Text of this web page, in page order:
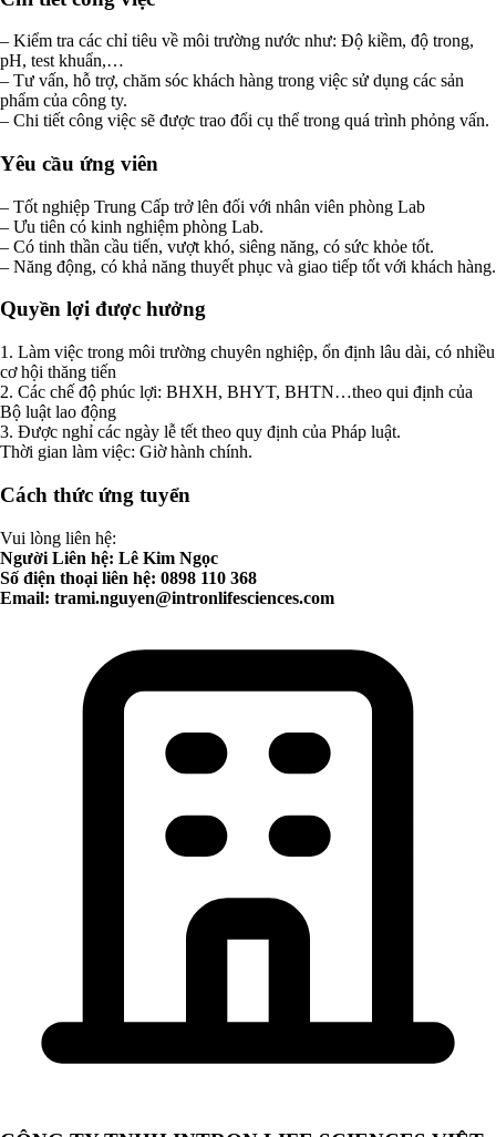
– Kiểm tra các chỉ tiêu về môi trường nước như: Độ kiềm, độ trong,
pH, test khuẩn,…
– Tư vấn, hỗ trợ, chăm sóc khách hàng trong việc sử dụng các sản
phẩm của công ty.
– Chi tiết công việc sẽ được trao đổi cụ thể trong quá trình phỏng vấn.
Yêu cầu ứng viên
– Tốt nghiệp Trung Cấp trở lên đối với nhân viên phòng Lab
– Ưu tiên có kinh nghiệm phòng Lab.
– Có tinh thần cầu tiến, vượt khó, siêng năng, có sức khỏe tốt.
– Năng động, có khả năng thuyết phục và giao tiếp tốt với khách hàng.
Quyền lợi được hưởng
1. Làm việc trong môi trường chuyên nghiệp, ổn định lâu dài, có nhiều
cơ hội thăng tiến
2. Các chế độ phúc lợi: BHXH, BHYT, BHTN…theo qui định của
Bộ luật lao động
3. Được nghỉ các ngày lễ tết theo quy định của Pháp luật.
Thời gian làm việc: Giờ hành chính.
Cách thức ứng tuyển
Vui lòng liên hệ:
Người Liên hệ: Lê Kim Ngọc
Số điện thoại liên hệ: 0898 110 368
Email: trami.nguyen@intronlifesciences.com